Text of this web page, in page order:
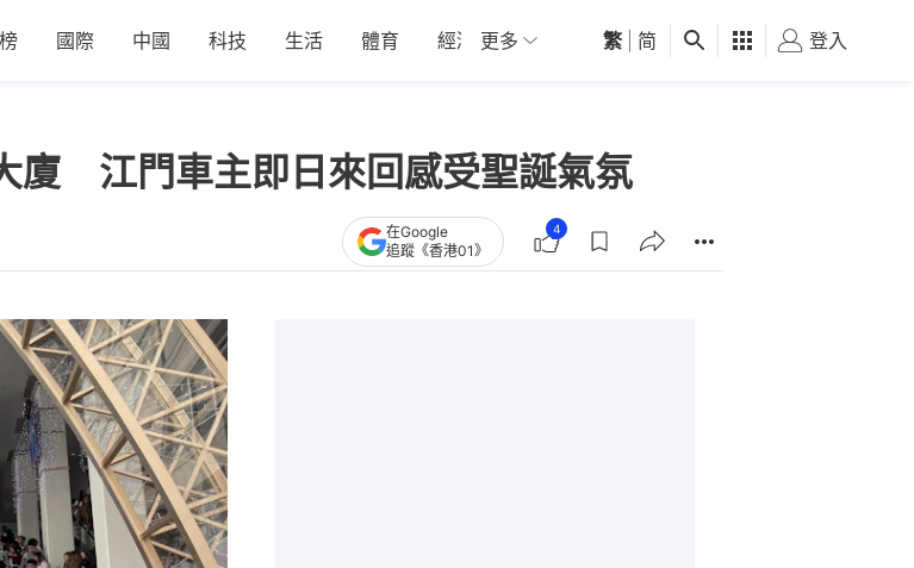
國際 中國 科技 生活 體育 經濟 01深圳 觀點 健康 好食玩飛
更多 繁 简 登入
廈 江門車主即日來回感受聖誕氣氛
在Google
追蹤《香港01》
4